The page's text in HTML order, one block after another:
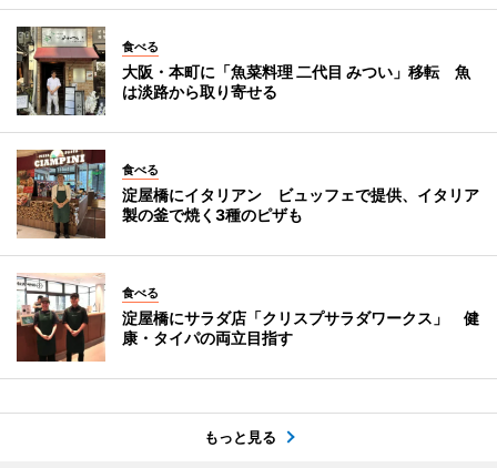
食べる
大阪・本町に「魚菜料理 二代目 みつい」移転 魚
は淡路から取り寄せる
食べる
淀屋橋にイタリアン ビュッフェで提供、イタリア
製の釜で焼く3種のピザも
食べる
淀屋橋にサラダ店「クリスプサラダワークス」 健
康・タイパの両立目指す
もっと見る